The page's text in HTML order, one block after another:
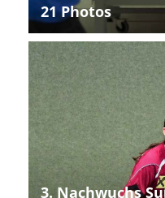
21 Photos
3. Nachwuchs